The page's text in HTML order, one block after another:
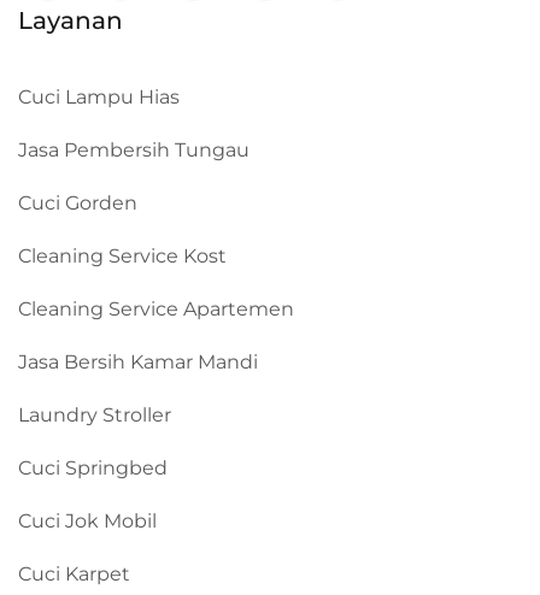
FacebookInstagram
Layanan
Cuci Lampu Hias
Jasa Pembersih Tungau
Cuci Gorden
Cleaning Service Kost
Cleaning Service Apartemen
Jasa Bersih Kamar Mandi
Laundry Stroller
Cuci Springbed
Cuci Jok Mobil
Cuci Karpet